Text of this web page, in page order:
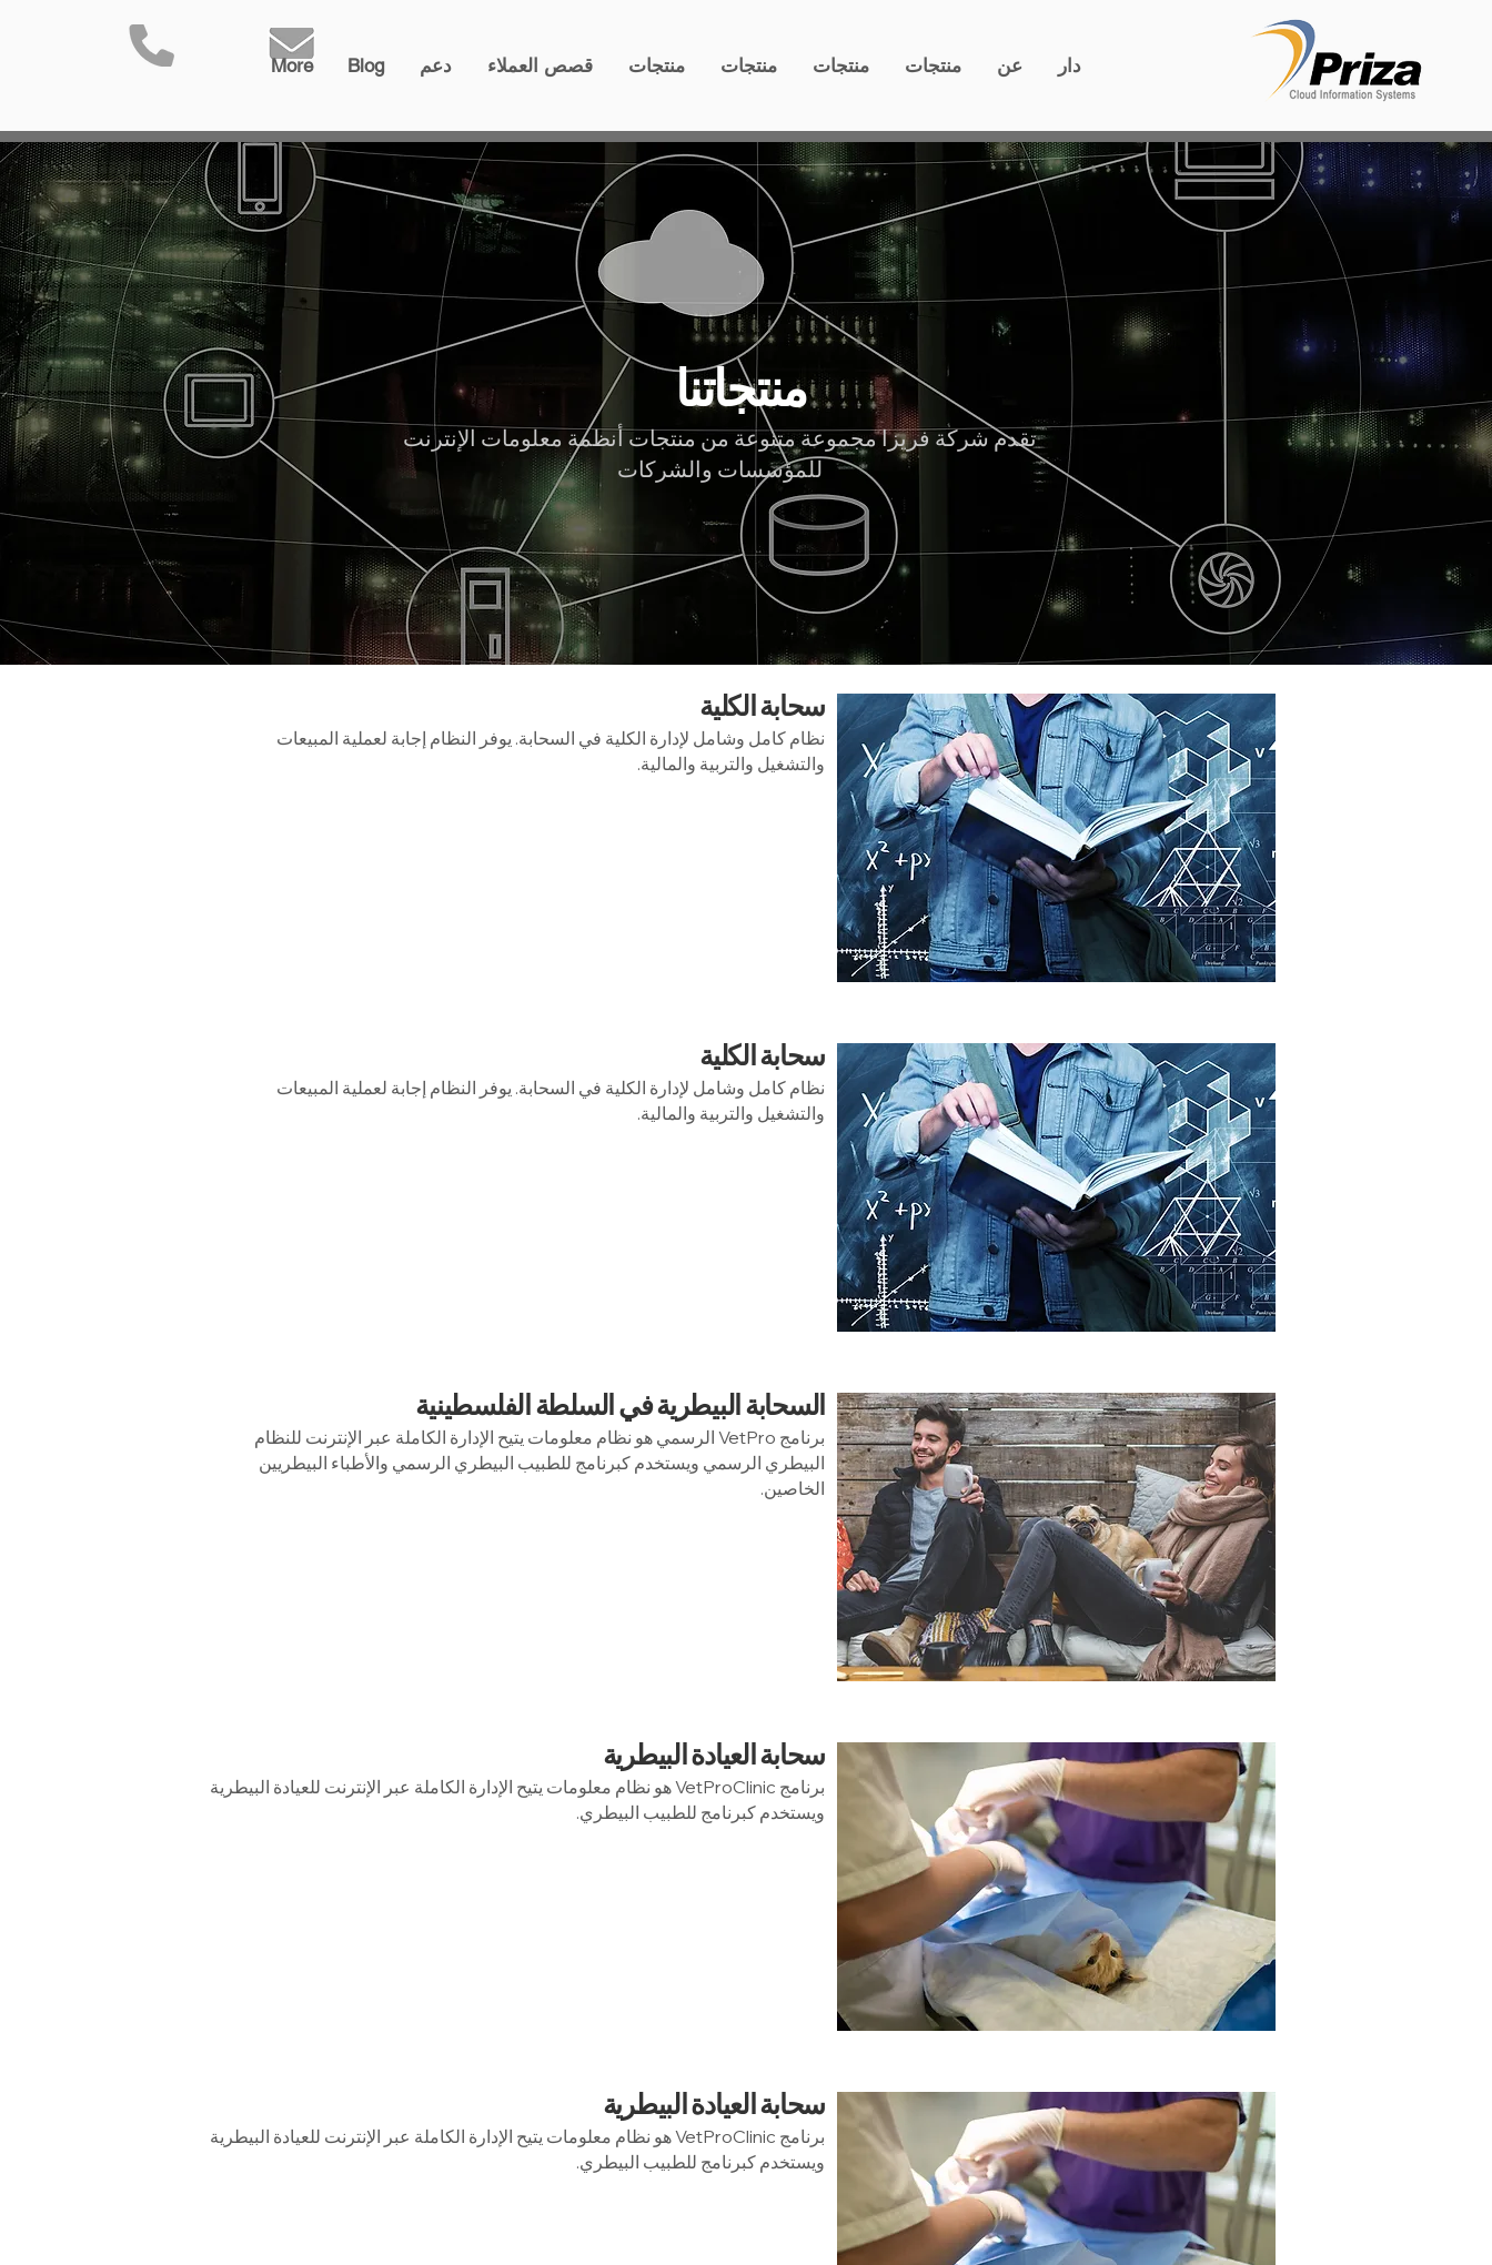
دار عن منتجات منتجات منتجات منتجات قصص العملاء دعم Blog
More
منتجاتنا
تقدم شركة فريزا مجموعة متنوعة من منتجات أنظمة معلومات الإنترنت
للمؤسسات والشركات
سحابة الكلية
نظام كامل وشامل لإدارة الكلية في السحابة. يوفر النظام إجابة لعملية المبيعات
والتشغيل والتربية والمالية.
سحابة الكلية
نظام كامل وشامل لإدارة الكلية في السحابة. يوفر النظام إجابة لعملية المبيعات
والتشغيل والتربية والمالية.
السحابة البيطرية في السلطة الفلسطينية
برنامج VetPro الرسمي هو نظام معلومات يتيح الإدارة الكاملة عبر الإنترنت للنظام
البيطري الرسمي ويستخدم كبرنامج للطبيب البيطري الرسمي والأطباء البيطريين
الخاصين.
سحابة العيادة البيطرية
برنامج VetProClinic هو نظام معلومات يتيح الإدارة الكاملة عبر الإنترنت للعيادة البيطرية
ويستخدم كبرنامج للطبيب البيطري.
سحابة العيادة البيطرية
برنامج VetProClinic هو نظام معلومات يتيح الإدارة الكاملة عبر الإنترنت للعيادة البيطرية
ويستخدم كبرنامج للطبيب البيطري.